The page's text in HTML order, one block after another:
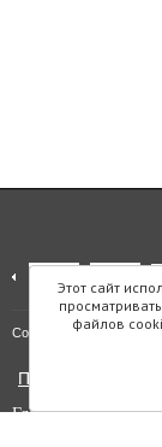
Этот сайт
файлов
Copyright © "Инмарин"
Политика
Главный редактор